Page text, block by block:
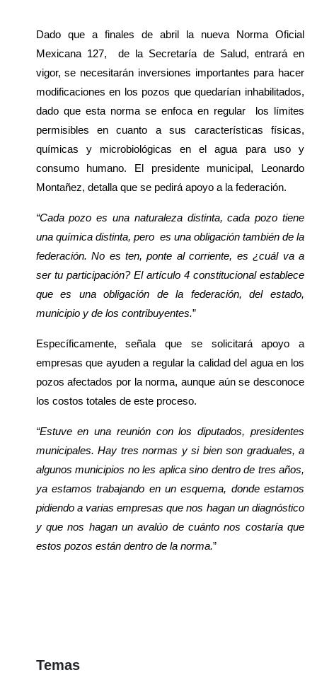
Dado que a finales de abril la nueva Norma Oficial
Mexicana 127,  de la Secretaría de Salud, entrará en
vigor, se necesitarán inversiones importantes para hacer
modificaciones en los pozos que quedarían inhabilitados,
dado que esta norma se enfoca en regular  los límites
permisibles en cuanto a sus características físicas,
químicas y microbiológicas en el agua para uso y
consumo humano. El presidente municipal, Leonardo
Montañez, detalla que se pedirá apoyo a la federación.
“Cada pozo es una naturaleza distinta, cada pozo tiene
una química distinta, pero  es una obligación también de la
federación. No es ten, ponte al corriente, es ¿cuál va a
ser tu participación? El artículo 4 constitucional establece
que es una obligación de la federación, del estado,
municipio y de los contribuyentes.”
Específicamente, señala que se solicitará apoyo a
empresas que ayuden a regular la calidad del agua en los
pozos afectados por la norma, aunque aún se desconoce
los costos totales de este proceso.
“Estuve en una reunión con los diputados, presidentes
municipales. Hay tres normas y si bien son graduales, a
algunos municipios no les aplica sino dentro de tres años,
ya estamos trabajando en un esquema, donde estamos
pidiendo a varias empresas que nos hagan un diagnóstico
y que nos hagan un avalúo de cuánto nos costaría que
estos pozos están dentro de la norma.”
Temas